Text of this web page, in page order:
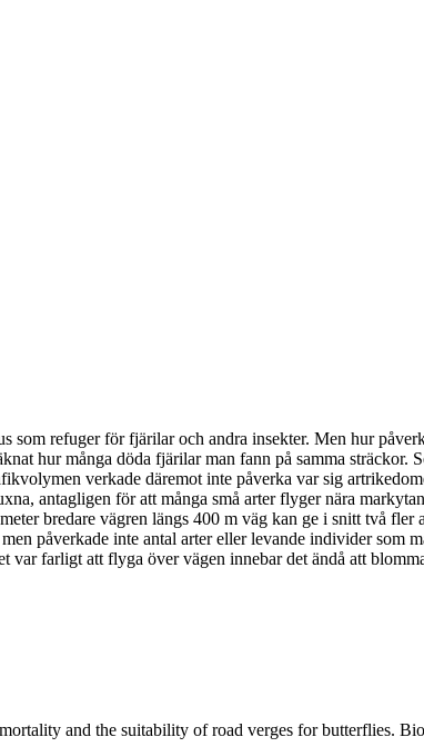
refuger för fjärilar och andra insekter. Men hur
hur många döda fjärilar man fann på samma sträckor.
verkade däremot inte påverka var sig
antagligen för att många små arter flyger nära
bredare vägren längs 400 m väg kan ge i snitt två
påverkade inte antal arter eller levande individer som
var farligt att flyga över vägen innebar det ändå att
and the suitability of road verges for butterflies.